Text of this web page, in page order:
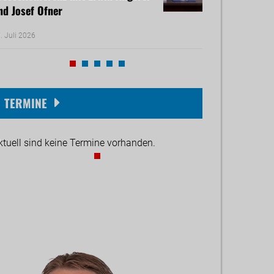
Josef Ofner
Juli 2026
Michael Reiner
TERMINE
sind keine Termine vorhanden.